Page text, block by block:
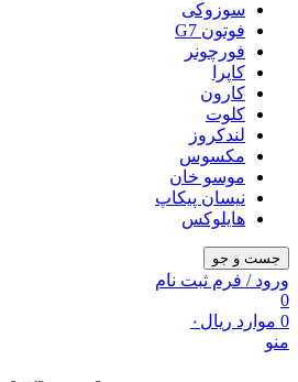
سوزوکی
فوتون G7
فورچونر
کاپرا
کارون
کلوت
لندکروز
مکسوس
موسو خان
نیسان پیکاپ
هایلوکس
جست و جو
ورود / فرم ثبت نام
0
0 موارد ریال ۰
منو